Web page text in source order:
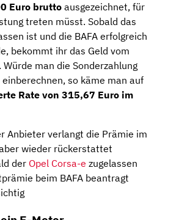
Euro bruttoausgezeichnet, für
treten müsst. Sobald das
ist und die BAFA erfolgreich
bekommt ihr das Geld vom
man die Sonderzahlung
so käme man auf
Rate von 315,67 Euro im
Anbieter verlangt die Prämie im
wieder rückerstattet
der Opel Corsa-e zugelassen
beim BAFA beantragt